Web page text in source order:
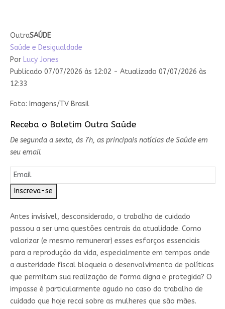
OutraSAÚDE
Saúde e Desigualdade
Por Lucy Jones
Publicado 07/07/2026 às 12:02 - Atualizado 07/07/2026 às
12:33
Foto: Imagens/TV Brasil
Receba o Boletim Outra Saúde
De segunda a sexta, às 7h, as principais notícias de Saúde em
seu email
Inscreva-se
Antes invisível, desconsiderado, o trabalho de cuidado
passou a ser uma questões centrais da atualidade. Como
valorizar (e mesmo remunerar) esses esforços essenciais
para a reprodução da vida, especialmente em tempos onde
a austeridade fiscal bloqueia o desenvolvimento de políticas
que permitam sua realização de forma digna e protegida? O
impasse é particularmente agudo no caso do trabalho de
cuidado que hoje recai sobre as mulheres que são mães.